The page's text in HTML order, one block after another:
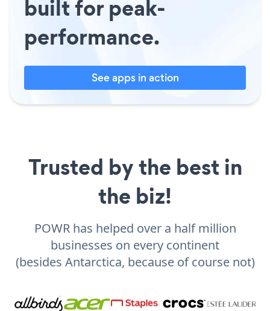
built for peak-
performance.
See apps in action
Trusted by the best in
the biz!
POWR has helped over a half million
businesses on every continent
(besides Antarctica, because of course not)